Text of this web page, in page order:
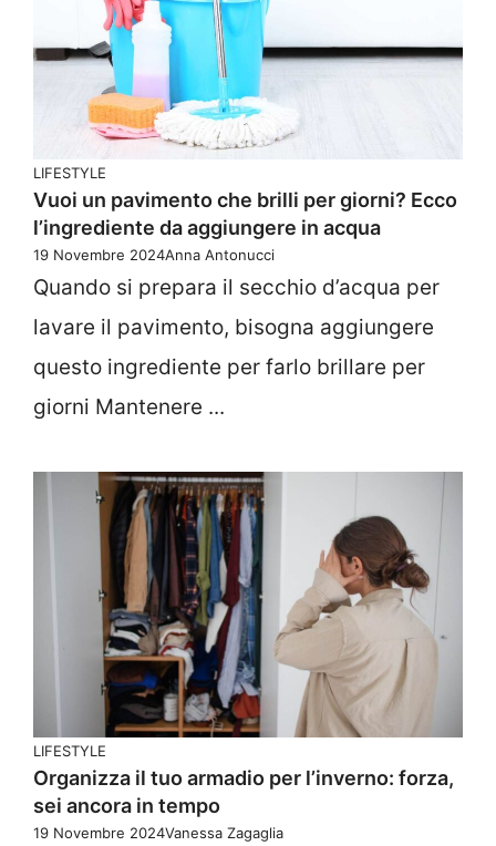
LIFESTYLE
Vuoi un pavimento che brilli per giorni? Ecco
l’ingrediente da aggiungere in acqua
19 Novembre 2024Anna Antonucci
Quando si prepara il secchio d’acqua per
lavare il pavimento, bisogna aggiungere
questo ingrediente per farlo brillare per
giorni Mantenere ...
LIFESTYLE
Organizza il tuo armadio per l’inverno: forza,
sei ancora in tempo
19 Novembre 2024Vanessa Zagaglia